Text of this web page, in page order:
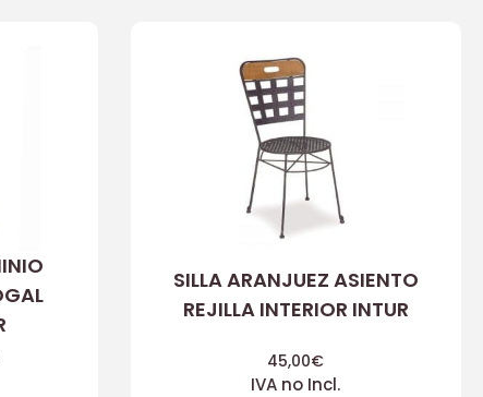
SILLA ARANJUEZ ASIENTO
REJILLA INTERIOR INTUR
45,00€
IVA no Incl.